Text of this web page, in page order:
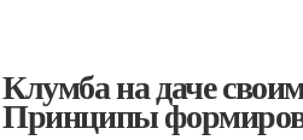
Клумба на даче
Принципы